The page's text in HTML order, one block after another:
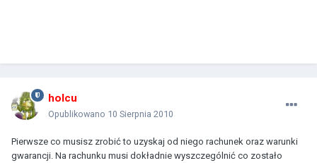
holcu
Opublikowano 10 Sierpnia 2010
Pierwsze co musisz zrobić to uzyskaj od niego rachunek oraz warunki
gwarancji. Na rachunku musi dokładnie wyszczególnić co zostało